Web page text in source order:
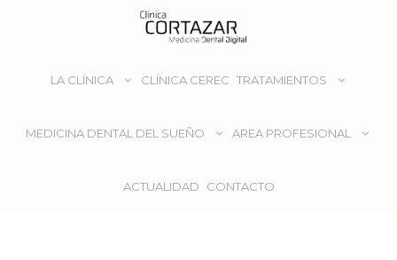
LA CLÍNICA CLÍNICA CEREC TRATAMIENTOS
MEDICINA DENTAL DEL SUEÑO AREA PROFESIONAL
ACTUALIDAD CONTACTO